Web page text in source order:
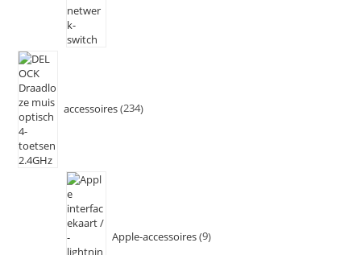
accessoires 234
Apple-accessoires 9